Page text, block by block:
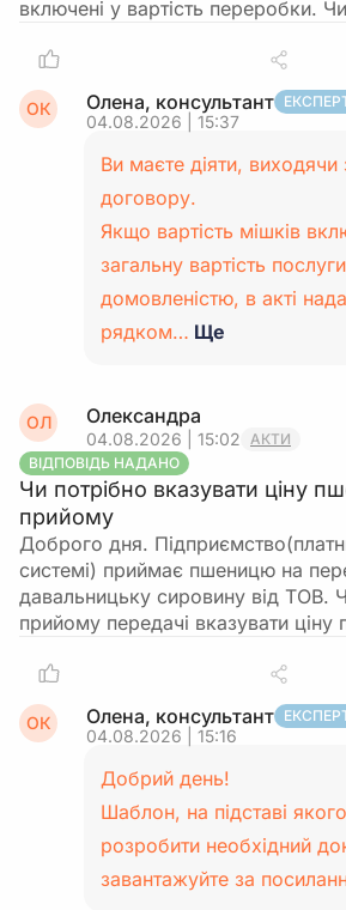
включені у вартість переробки.
ОК Олена, консультант
04.08.2026 | 15:37
Ви маєте діяти,
договору.
Якщо вартість мішків
загальну вартість
домовленістю, в акті
рядком… Ще
ОЛ Олександра
04.08.2026 | 15:02 АКТИ
ВІДПОВІДЬ НАДАНО
Чи потрібно вказувати ціну
прийому
Доброго дня.
системі) приймає пшеницю на
давальницьку сировину від ТОВ.
прийому передачі вказувати ціну
ОК Олена, консультант
04.08.2026 | 15:16
Добрий день!
Шаблон, на підставі
розробити необхідний
завантажуйте за